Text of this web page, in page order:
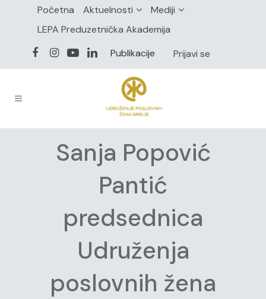
Početna Aktuelnosti
Mediji
LEPA Preduzetnička Akademija
Publikacije
Prijavi se
Sanja Popović
Pantić
predsednica
Udruženja
poslovnih žena